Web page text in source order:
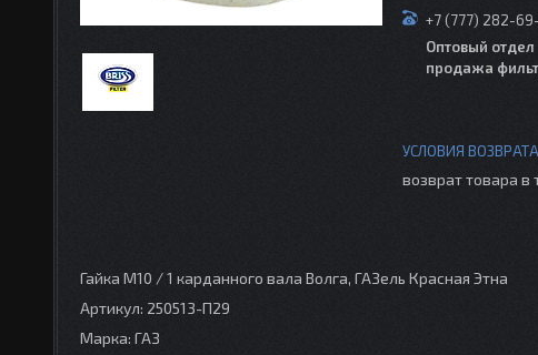
+7 (777) 282-69-
Оптовый отдел
продажа
возврат товара в
Гайка М10 / 1 карданного вала Волга, ГАЗель Красная Этна
Артикул: 250513-П29
Марка: ГАЗ